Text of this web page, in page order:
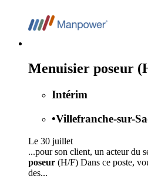
Menuisier poseur
Intérim
•Villefranche-sur-
Le 30 juillet
...pour son client, un acteur du
poseur (H/F) Dans ce poste,
des...